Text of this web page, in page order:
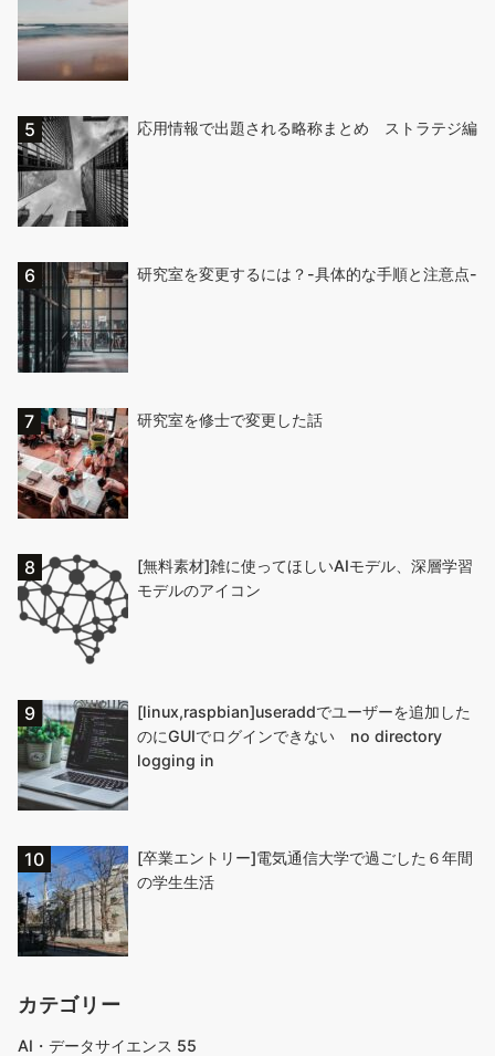
応用情報で出題される略称まとめ ストラテジ編
研究室を変更するには？-具体的な手順と注意点-
研究室を修士で変更した話
[無料素材]雑に使ってほしいAIモデル、深層学習
モデルのアイコン
[linux,raspbian]useraddでユーザーを追加した
のにGUIでログインできない no directory
logging in
[卒業エントリー]電気通信大学で過ごした６年間
の学生生活
カテゴリー
AI・データサイエンス 55